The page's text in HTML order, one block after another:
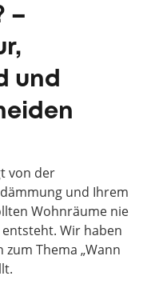
–
und
von der
und Ihrem
Wohnräume nie
Wir haben
Thema „Wann